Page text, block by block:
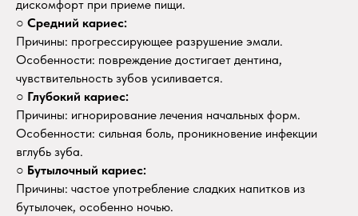
дискомфорт при приеме пищи.
○ Средний кариес:
Причины: прогрессирующее разрушение эмали.
Особенности: повреждение достигает дентина,
чувствительность зубов усиливается.
○ Глубокий кариес:
Причины: игнорирование лечения начальных форм.
Особенности: сильная боль, проникновение инфекции
вглубь зуба.
○ Бутылочный кариес:
Причины: частое употребление сладких напитков из
бутылочек, особенно ночью.